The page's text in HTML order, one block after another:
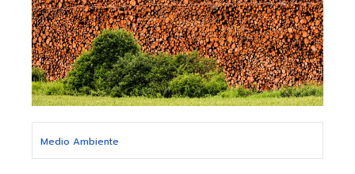
Medio Ambiente